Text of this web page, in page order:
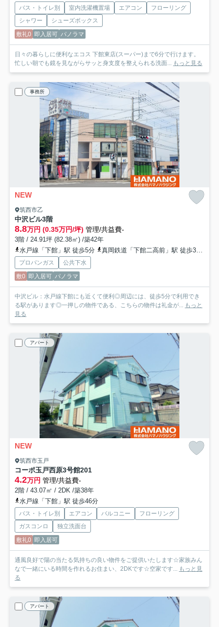
バス・トイレ別 室内洗濯機置場 エアコン
フローリング
シャワー
シューズボックス
敷礼0 即入居可 パノラマ
日々の暮らしに便利なエコス 下館東店(スーパー)まで6分で行けます。
忙しい朝でも鏡を見ながらサッと身支度を整えられる洗面... もっと見る
事務所
NEW
筑西市乙
中沢ビル3階
8.8万円 (0.35万円/坪) 管理/共益費-
3階 / 24.91坪 (82.38㎡) /築42年
水戸線「下館」駅 徒歩5分
真岡鉄道「下館二高前」駅 徒歩31分
プロパンガス
公共下水
敷0 即入居可 パノラマ
中沢ビル：水戸線下館にも近くて便利◎周辺には、徒歩5分で利用でき
る駅があります◎一押しの物件である、こちらの物件は礼金が... もっと
見る
アパート
NEW
筑西市玉戸
コーポ玉戸西原3号館201
4.2万円 管理/共益費-
2階 / 43.07㎡ / 2DK /築38年
水戸線「下館」駅 徒歩46分
バス・トイレ別 エアコン バルコニー
フローリング
ガスコンロ
独立洗面台
敷礼0 即入居可
通風良好で陽の当たる気持ちの良い物件をご提供いたします☆家族みん
なで一緒にいる時間を作れるお住まい、2DKです☆空家です... もっと見
る
アパート